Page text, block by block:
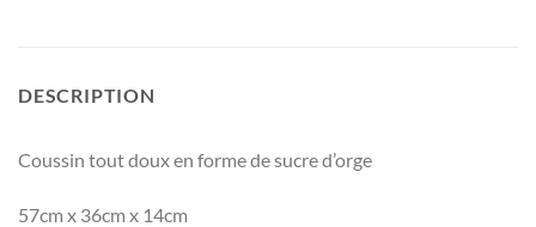
DESCRIPTION
Coussin tout doux en forme de sucre d’orge
57cm x 36cm x 14cm